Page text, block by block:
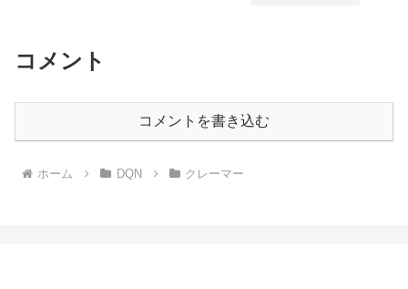
コメント
コメントを書き込む
ホーム DQN クレーマー